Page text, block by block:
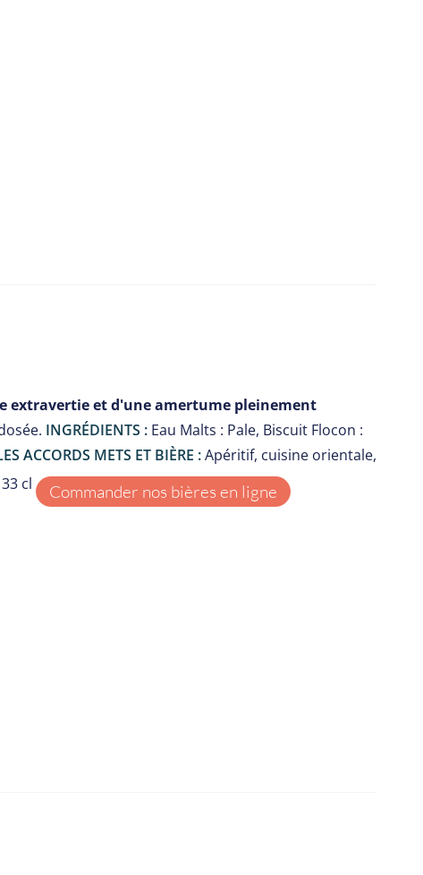
extravertie et d'une amertume pleinement
INGRÉDIENTS :Eau Malts : Pale, Biscuit Flocon :
ACCORDS METS ET BIÈRE :Apéritif, cuisine orientale,
33 cl Commander nos bières en ligne